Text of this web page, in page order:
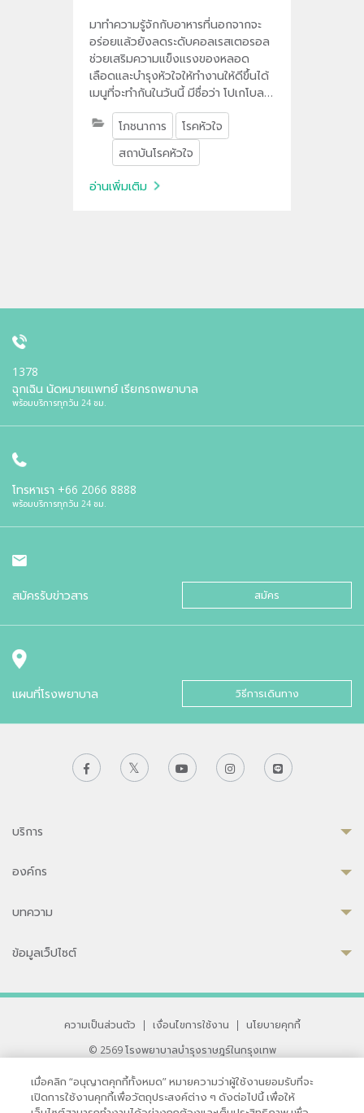
มาทำความรู้จักกับอาหารที่นอกจากจะ
อร่อยแล้วยังลดระดับคอลเรสเตอรอล
ช่วยเสริมความแข็งแรงของหลอด
เลือดและบำรุงหัวใจให้ทำงานให้ดีขึ้นได้
เมนูที่จะทำกันในวันนี้ มีชื่อว่า โปเกโบลว์
สุกุเนะ หรือไก่บดย่างสมุนไพรสไตล์
ญี่ปุ่นไปดูวิธีทำกันว่าจะทำออกมา
อย่างไรให้อร่อย และถูกใจ ทำให้สุขภาพ
ใจเราดีขึ้น
โภชนาการ
โรคหัวใจ
สถาบันโรคหัวใจ
อ่านเพิ่มเติม
1378
ฉุกเฉิน นัดหมายแพทย์ เรียกรถพยาบาล
พร้อมบริการทุกวัน 24 ชม.
โทรหาเรา +66 2066 8888
พร้อมบริการทุกวัน 24 ชม.
สมัครรับข่าวสาร สมัคร
แผนที่โรงพยาบาล วิธีการเดินทาง
บริการ
องค์กร
บทความ
ข้อมูลเว็ปไซต์
ความเป็นส่วนตัว | เงื่อนไขการใช้งาน |
นโยบายคุกกี้
© 2569 โรงพยาบาลบำรุงราษฎร์ในกรุงเทพ
33 สุขุมวิท ซอย 3 เขตวัฒนา กรุงเทพ 10110 ประเทศไทย
หากท่านมีข้อคิดเห็นหรือปัญหาในการใช้เว็บไซต์ของเรา
เมื่อคลิก “อนุญาตคุกกี้ทั้งหมด” หมายความว่าผู้ใช้งานยอมรับที่จะ
เปิดการใช้งานคุกกี้เพื่อวัตถุประสงค์ต่าง ๆ ดังต่อไปนี้ เพื่อให้